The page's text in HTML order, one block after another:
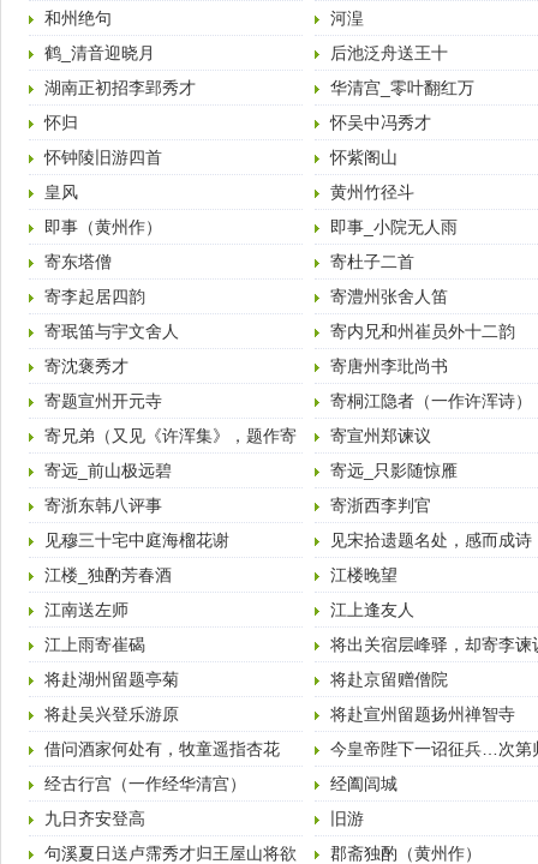
和州绝句
河湟
鹤_清音迎晓月
后池泛舟送王十
湖南正初招李郢秀才
华清宫_零叶翻红万
怀归
怀吴中冯秀才
怀钟陵旧游四首
怀紫阁山
皇风
黄州竹径斗
即事（黄州作）
即事_小院无人雨
寄东塔僧
寄杜子二首
寄李起居四韵
寄澧州张舍人笛
寄珉笛与宇文舍人
寄内兄和州崔员外十二韵
寄沈褒秀才
寄唐州李玭尚书
寄题宣州开元寺
寄桐江隐者（一作许浑诗）
寄兄弟（又见《许浑集》，题作寄
小弟）
寄宣州郑谏议
寄远_前山极远碧
寄远_只影随惊雁
寄浙东韩八评事
寄浙西李判官
见穆三十宅中庭海榴花谢
见宋拾遗题名处，感而成诗
江楼_独酌芳春酒
江楼晚望
江南送左师
江上逢友人
江上雨寄崔碣
将出关宿层峰驿，却寄李谏
将赴湖州留题亭菊
将赴京留赠僧院
将赴吴兴登乐游原
将赴宣州留题扬州禅智寺
借问酒家何处有，牧童遥指杏花
村。 （唐·杜牧·清明
今皇帝陛下一诏征兵…次第
获睹圣功辄献歌咏
经古行宫（一作经华清宫）
经阖闾城
九日齐安登高
旧游
句溪夏日送卢霈秀才归王屋山将欲
郡斋独酌（黄州作）